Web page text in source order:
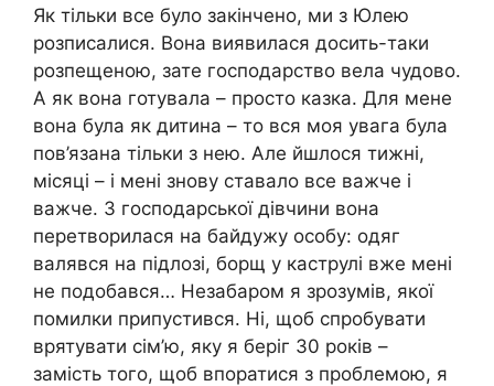
Як тільки все було закінчено, ми з Юлею
розписалися. Вона виявилася досить-таки
розпещеною, зате господарство вела чудово.
А як вона готувала – просто казка. Для мене
вона була як дитина – то вся моя увага була
пов’язана тільки з нею. Але йшлося тижні,
місяці – і мені знову ставало все важче і
важче. З господарської дівчини вона
перетворилася на байдужу особу: одяг
валявся на підлозі, борщ у каструлі вже мені
не подобався… Незабаром я зрозумів, якої
помилки припустився. Ні, щоб спробувати
врятувати сім’ю, яку я беріг 30 років –
замість того, щоб впоратися з проблемою, я